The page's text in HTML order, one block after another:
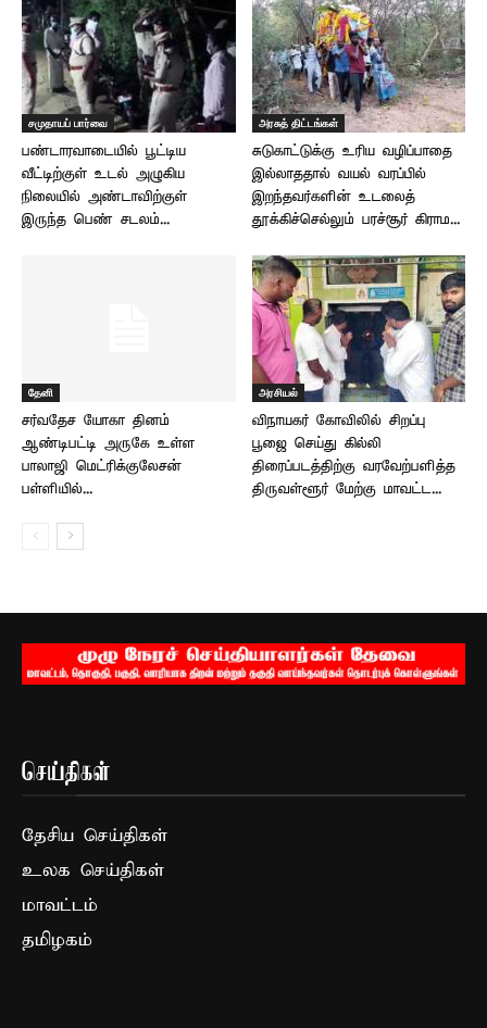
சமுதாயப் பார்வை
பண்டாரவாடையில் பூட்டிய
வீட்டிற்குள் உடல் அழுகிய
நிலையில் அண்டாவிற்குள்
இருந்த பெண் சடலம்...
அரசுத் திட்டங்கள்
சுடுகாட்டுக்கு உரிய வழிப்பாதை
இல்லாததால் வயல் வரப்பில்
இறந்தவர்களின் உடலைத்
தூக்கிச்செல்லும் பரச்சூர் கிராம...
தேனி
சர்வதேச யோகா தினம் –
ஆண்டிபட்டி அருகே உள்ள
பாலாஜி மெட்ரிக்குலேசன்
பள்ளியில்...
அரசியல்
விநாயகர் கோவிலில் சிறப்பு
பூஜை செய்து கில்லி
திரைப்படத்திற்கு வரவேற்பளித்த
திருவள்ளூர் மேற்கு மாவட்ட...
செய்திகள்
தேசிய செய்திகள்
உலக செய்திகள்
மாவட்டம்
தமிழகம்